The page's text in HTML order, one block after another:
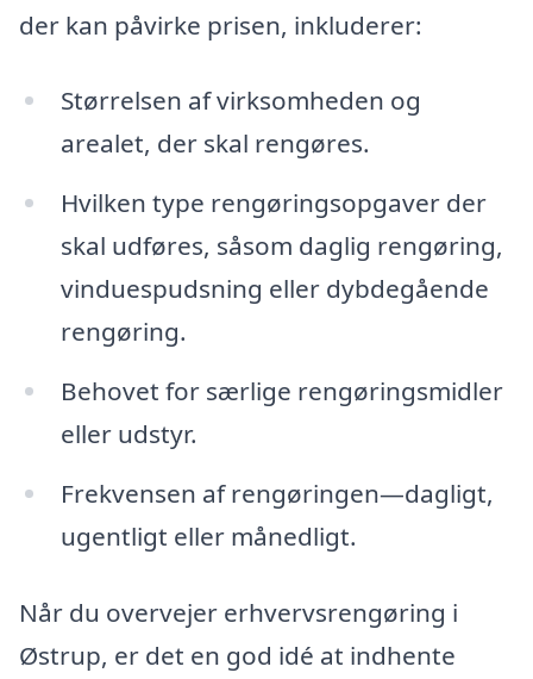
der kan påvirke prisen, inkluderer:
Størrelsen af virksomheden og
arealet, der skal rengøres.
Hvilken type rengøringsopgaver der
skal udføres, såsom daglig rengøring,
vinduespudsning eller dybdegående
rengøring.
Behovet for særlige rengøringsmidler
eller udstyr.
Frekvensen af rengøringen—dagligt,
ugentligt eller månedligt.
Når du overvejer erhvervsrengøring i
Østrup, er det en god idé at indhente